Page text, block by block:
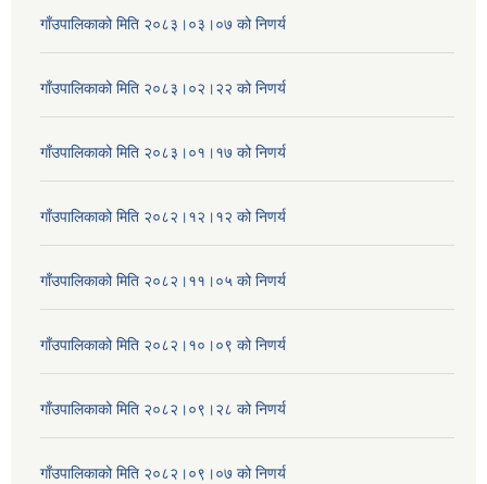
गाँउपालिकाको मिति २०८३।०३।०७ को निणर्य
गाँउपालिकाको मिति २०८३।०२।२२ को निणर्य
गाँउपालिकाको मिति २०८३।०१।१७ को निणर्य
गाँउपालिकाको मिति २०८२।१२।१२ को निणर्य
गाँउपालिकाको मिति २०८२।११।०५ को निणर्य
गाँउपालिकाको मिति २०८२।१०।०९ को निणर्य
गाँउपालिकाको मिति २०८२।०९।२८ को निणर्य
गाँउपालिकाको मिति २०८२।०९।०७ को निणर्य